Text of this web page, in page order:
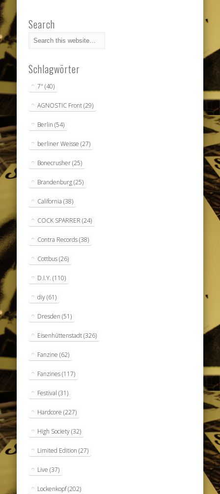
Search
Schlagwörter
7" (40)
AGNOSTIC Front(29)
Berlin (54)
berliner Weisse (27)
Bonecrusher(25)
Brandenburg(25)
California (38)
COCK SPARRER (24)
Contra Records(38)
Cottbus(26)
D.I.Y. (110)
diy(61)
Dresden (51)
Eisenhüttenstadt(326)
Fanzine (62)
Fanzines(117)
Festival (31)
Hardcore (227)
High Society(32)
Limited Edition (27)
Live (37)
Lockenkopf(202)